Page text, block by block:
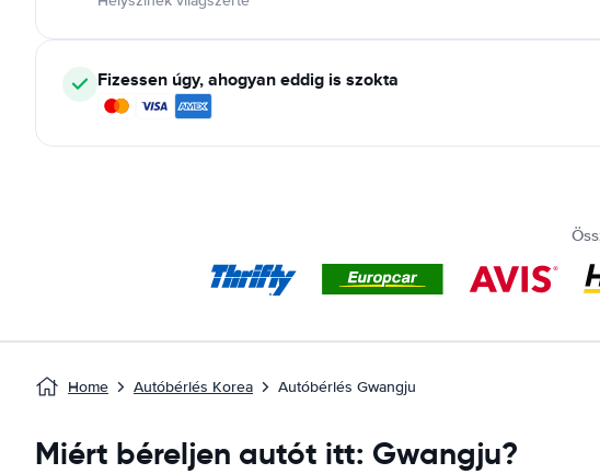
Fizessen úgy, ahogyan eddig is szokta
Home Autóbérlés Korea Autóbérlés Gwangju
Miért béreljen autót itt: Gwangju?